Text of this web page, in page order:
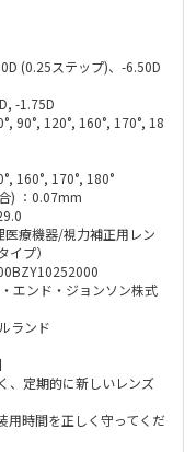
(0.25ステップ)、-6.50D
-1.75D
90°, 120°, 160°, 170°, 18
160°, 170°, 180°
) ：0.07mm
療機器/視力補正用レン
プ）
エンド・ジョンソン株式
ランド
、定期的に新しいレンズ
時間を正しく守ってくだ